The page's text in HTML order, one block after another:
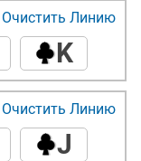
K
Очистить Линию
J
Очистить Линию